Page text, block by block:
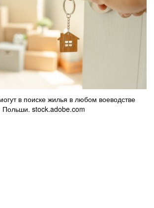
в поиске жилья в любом воеводстве
Польши. stock.adobe.com